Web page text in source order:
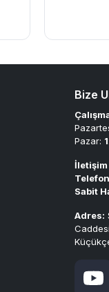
Bize
Pazar:
Sabit
Adres: